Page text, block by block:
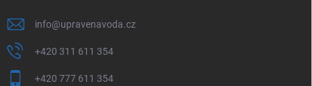
info@upravenavoda.cz
+420 311 611 354
+420 777 611 354